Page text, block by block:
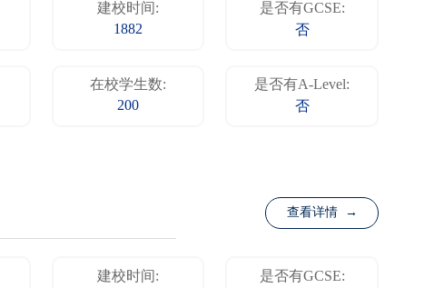
建校时间:
1882
是否有GCSE:
否
在校学生数:
200
是否有A-Level:
否
查看详情 →
建校时间:
是否有GCSE: